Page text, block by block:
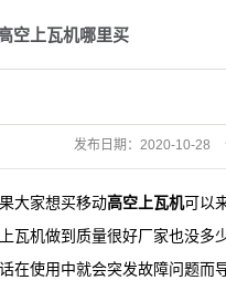
空上瓦机哪里买
发布日期： 2020-10-28
家想买移动高空上瓦机可以
瓦机做到质量很好厂家也没多
在使用中就会突发故障问题而